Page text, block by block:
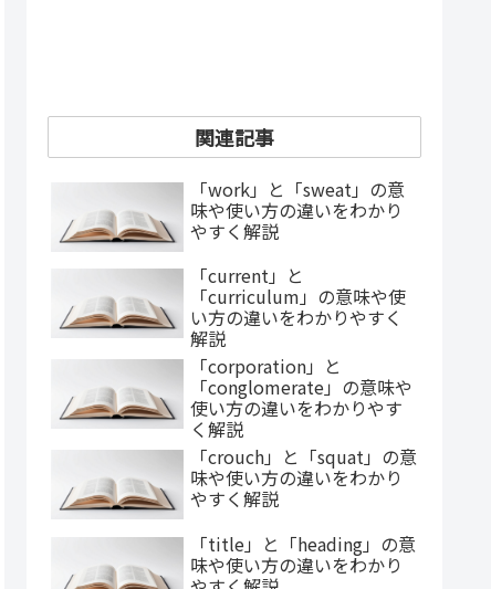
関連記事
「work」と「sweat」の意
味や使い方の違いをわかり
やすく解説
「current」と
「curriculum」の意味や使
い方の違いをわかりやすく
解説
「corporation」と
「conglomerate」の意味や
使い方の違いをわかりやす
く解説
「crouch」と「squat」の意
味や使い方の違いをわかり
やすく解説
「title」と「heading」の意
味や使い方の違いをわかり